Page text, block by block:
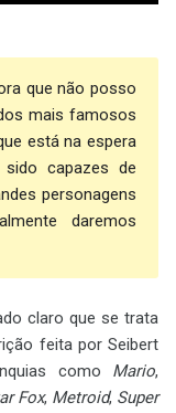
que não posso
mais famosos
está na espera
capazes de
personagens
daremos
claro que se trata
feita por Seibert
como Mario,
Fox, Metroid, Super